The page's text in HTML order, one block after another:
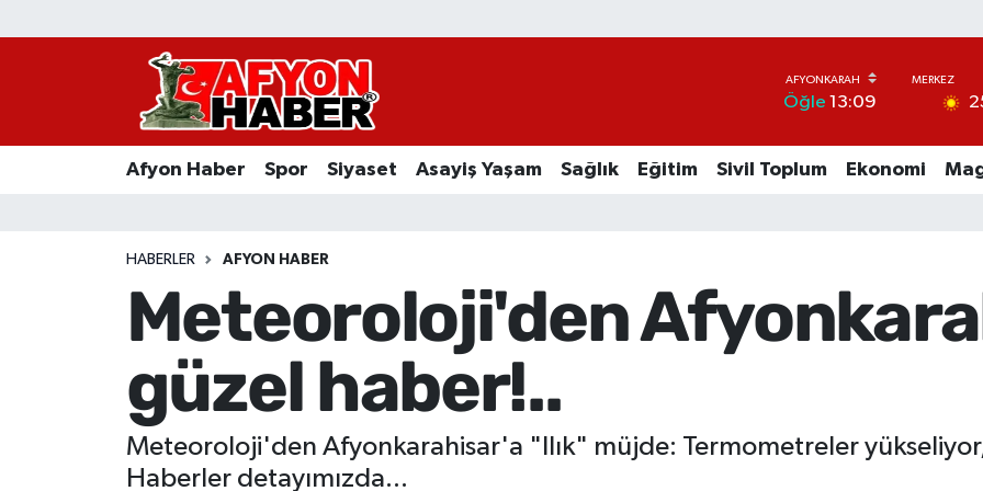
Öğle 13:09
Afyon Haber Spor Siyaset Asayiş Yaşam Sağlık Eğitim Sivil Toplum Ekonomi
HABERLER AFYON HABER
Meteoroloji'den
güzel haber!..
Meteoroloji'den Afyonkarahisar'a "Ilık" müjde: Termometreler
Haberler detayımızda...
Afyon Haber
Asayiş Yaşam
Sivil Toplum
Ekonomi